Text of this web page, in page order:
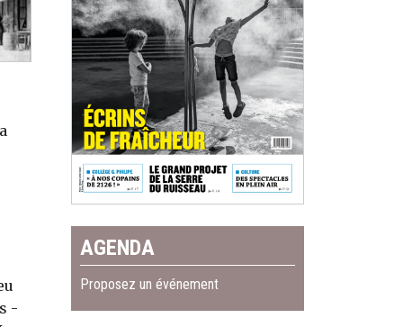
-
AGENDA
Proposez un événement